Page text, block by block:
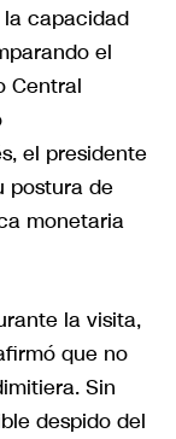
capacidad
el
Central
el presidente
postura de
monetaria
la visita,
que no
Sin
despido del